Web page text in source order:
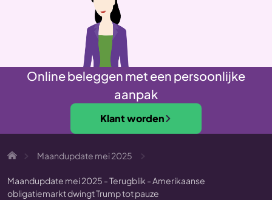
Online beleggen met een persoonlijke
aanpak
Klant worden
Maandupdate mei 2025
Maandupdate mei 2025 - Terugblik - Amerikaanse
obligatiemarkt dwingt Trump tot pauze